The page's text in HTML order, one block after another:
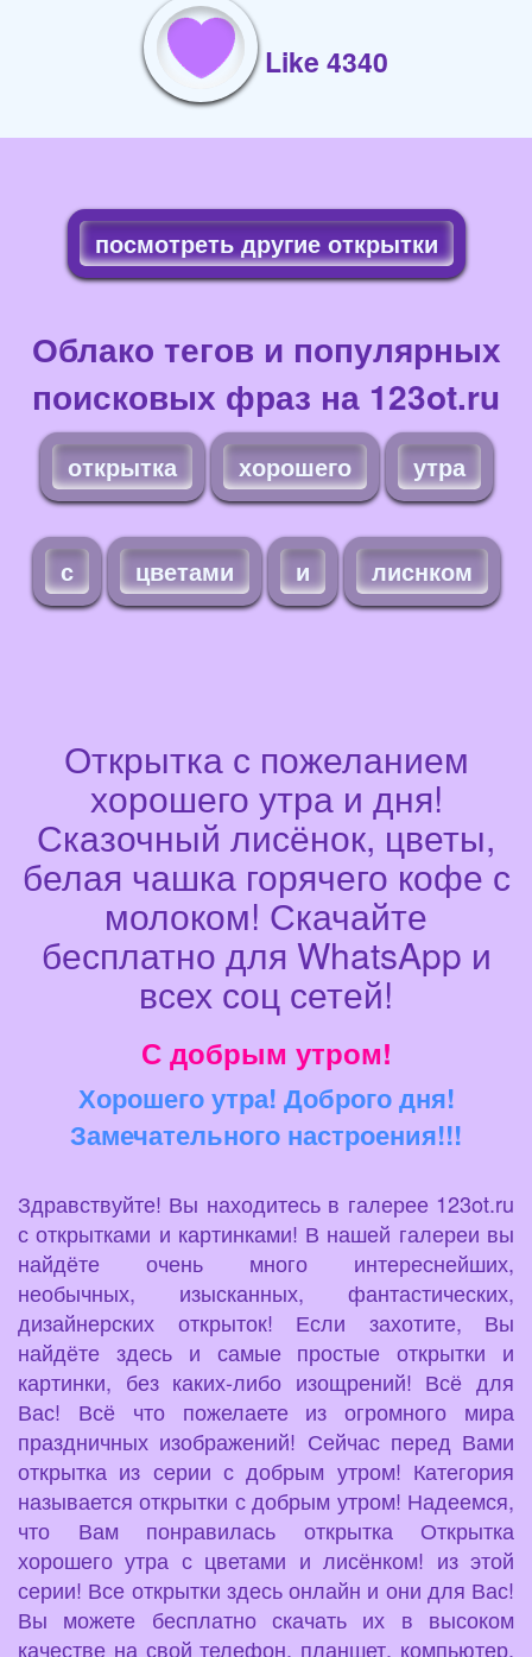
Like 4340
посмотреть другие открытки
Облако тегов и популярных
поисковых фраз на 123ot.ru
открытка хорошего утра
с цветами и лиснком
Открытка с пожеланием
хорошего утра и дня!
Сказочный лисёнок, цветы,
белая чашка горячего кофе с
молоком! Скачайте
бесплатно для WhatsApp и
всех соц сетей!
С добрым утром!
Хорошего утра! Доброго дня!
Замечательного настроения!!!
Здравствуйте! Вы находитесь в галерее 123ot.ru
с открытками и картинками! В нашей галереи вы
найдёте очень много интереснейших,
необычных, изысканных, фантастических,
дизайнерских открыток! Если захотите, Вы
найдёте здесь и самые простые открытки и
картинки, без каких-либо изощрений! Всё для
Вас! Всё что пожелаете из огромного мира
праздничных изображений! Сейчас перед Вами
открытка из серии с добрым утром! Категория
называется открытки с добрым утром! Надеемся,
что Вам понравилась открытка Открытка
хорошего утра с цветами и лисёнком! из этой
серии! Все открытки здесь онлайн и они для Вас!
Вы можете бесплатно скачать их в высоком
качестве на свой телефон, планшет, компьютер,